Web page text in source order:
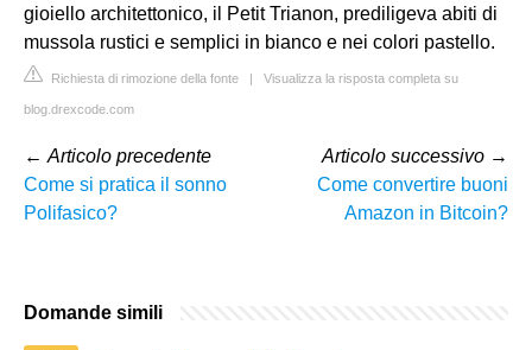
gioiello architettonico, il Petit Trianon, prediligeva abiti di
mussola rustici e semplici in bianco e nei colori pastello.
Richiesta di rimozione della fonte | Visualizza la risposta completa su
blog.drexcode.com
← Articolo precedente
Come si pratica il sonno
Polifasico?
Articolo successivo →
Come convertire buoni
Amazon in Bitcoin?
Domande simili